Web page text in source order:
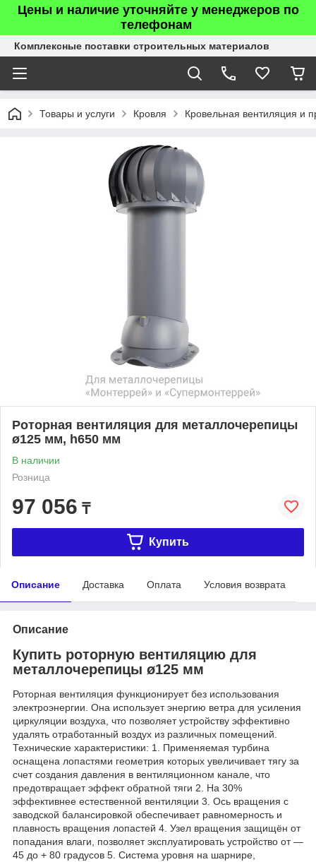
Цены и наличие уточняйте у менеджеров по
телефонам
Комплексные поставки строительных материалов
Товары и услуги Кровля Кровельная вентиляция и
Роторная вентиляция для металлочерепицы
ø125 мм, h650 мм
В наличии
Розница
97 056 ₸
Купить
Описание Доставка Оплата Условия возврата
Описание
Купить роторную вентиляцию для
металлочерепицы ø125 мм
Роторная вентиляция функционирует без использования
электроэнергии. Она использует энергию ветра для усиления
циркуляции воздуха, что позволяет устройству эффективно
удалять отработанный воздух из различных помещений.
Технические характеристики: 1. Применяемая турбина
оснащена лопастями геометрия которых увеличивает тягу за
счет создания давления в вентиляционном канале, что
предотвращает эффект обратной тяги 2. На 30%
эффективнее естественной вентиляции 3. Ось вращения с
заводской балансировкой обеспечивает равномерность и
плавность вращения лопастей 4. Узел вращения защищён от
попадания влаги, позволяет эксплуатировать устройство от —
45 до + 80 градусов 5. Система уровня на шарнире,